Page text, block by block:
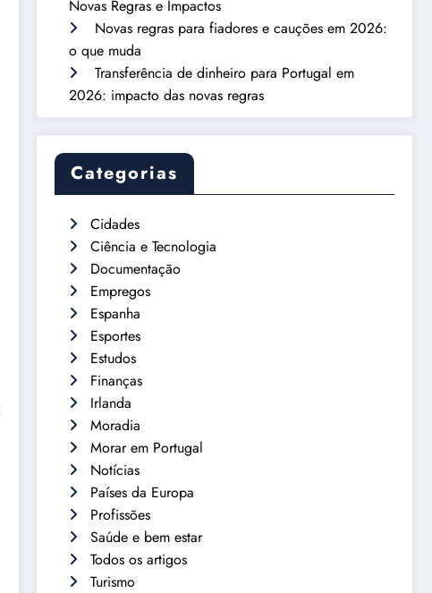
Novas Regras e Impactos
Novas regras para fiadores e cauções em 2026:
o que muda
Transferência de dinheiro para Portugal em
2026: impacto das novas regras
Categorias
Cidades
Ciência e Tecnologia
Documentação
Empregos
Espanha
Esportes
Estudos
Finanças
Irlanda
Moradia
Morar em Portugal
Notícias
Países da Europa
Profissões
Saúde e bem estar
Todos os artigos
Turismo